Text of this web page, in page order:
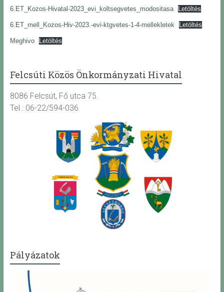
6.ET_Kozos-Hivatal-2023_evi_koltsegvetes_modositasa Letöltés
6.ET_mell_Kozos-Hiv-2023.-evi-ktgvetes-1-4-mellekletek Letöltés
Meghivo Letöltés
Felcsúti Közös Önkormányzati Hivatal
8086 Felcsút, Fő utca 75.
Tel.: 06-22/594-036
Pályázatok